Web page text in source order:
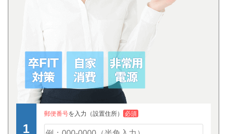
郵便番号を入力（設置住所） 必須